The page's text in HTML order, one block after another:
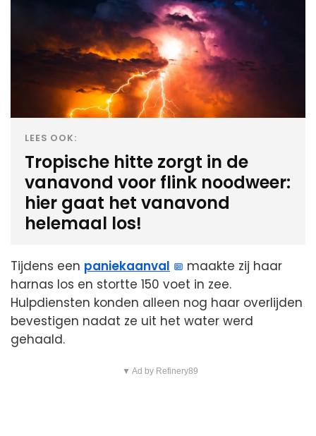
LEES OOK:
Tropische hitte zorgt in de
vanavond voor flink noodweer:
hier gaat het vanavond
helemaal los!
Tijdens een paniekaanval
maakte zij haar
harnas los en stortte 150 voet in zee.
Hulpdiensten konden alleen nog haar overlijden
bevestigen nadat ze uit het water werd
gehaald.
▼ Ad by Refinery89